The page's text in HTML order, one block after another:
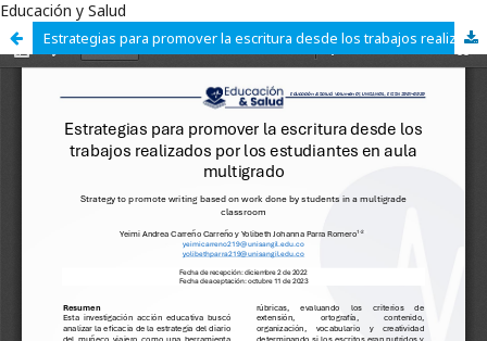
Educación y Salud
Estrategias para promover la escritura desde los trabajos realizados por los estudiantes en aula multigrado